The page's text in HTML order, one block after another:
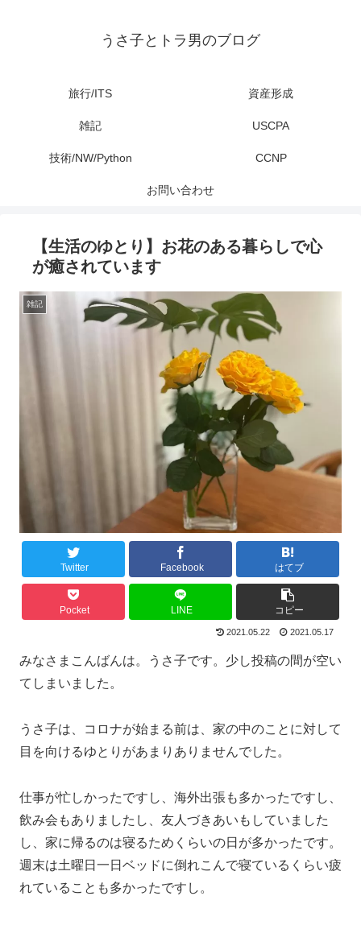
うさ子とトラ男のブログ
旅行/ITS 資産形成
雑記 USCPA
技術/NW/Python CCNP
お問い合わせ
【生活のゆとり】お花のある暮らしで心
が癒されています
雑記
Twitter Facebook はてブ
Pocket LINE コピー
2021.05.22 2021.05.17
みなさまこんばんは。うさ子です。少し投稿の間が空い
てしまいました。
うさ子は、コロナが始まる前は、家の中のことに対して
目を向けるゆとりがあまりありませんでした。
仕事が忙しかったですし、海外出張も多かったですし、
飲み会もありましたし、友人づきあいもしていました
し、家に帰るのは寝るためくらいの日が多かったです。
週末は土曜日一日ベッドに倒れこんで寝ているくらい疲
れていることも多かったですし。